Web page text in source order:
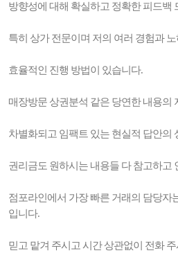
방향성에 대해 확실하고 정확한 피드백
특히 상가 전문이며 저의 여러 경험과
효율적인 진행 방법이 있습니다.
매장방문 상권분석 같은 당연한 내용의
차별화되고 임팩트 있는 현실적 답안의
권리금도 원하시는 내용들 다 참고하고
점포라인에서 가장 빠른 거래의 담당자
입니다.
믿고 맡겨 주시고 시간 상관없이 전화